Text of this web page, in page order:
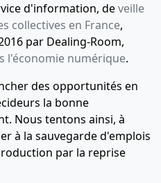
d'information, deveille
collectives en France,
par Dealing-Room,
l'économie numérique.
des opportunités en
la bonne
Nous tentons ainsi, à
à la sauvegarde d'emplois
par la reprise